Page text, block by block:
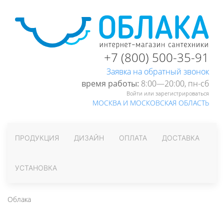
+7 (800) 500-35-91
Заявка на обратный звонок
время работы: 8:00—20:00, пн-cб
Войти или зарегистрироваться
МОСКВА И МОСКОВСКАЯ ОБЛАСТЬ
ПРОДУКЦИЯ ДИЗАЙН ОПЛАТА ДОСТАВКА
УСТАНОВКА
Облака